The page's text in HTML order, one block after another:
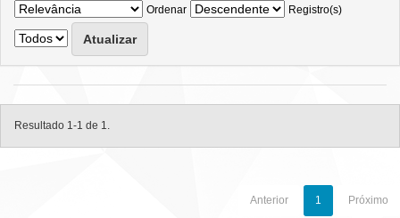
Ordenar
Registro(s)
Resultado 1-1 de 1.
Anterior 1 Próximo